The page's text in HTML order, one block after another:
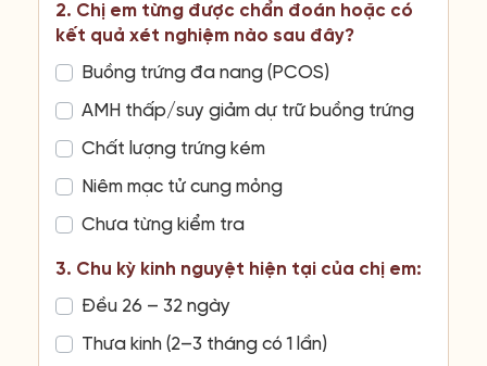
2. Chị em từng được chẩn đoán hoặc có
kết quả xét nghiệm nào sau đây?
Buồng trứng đa nang (PCOS)
AMH thấp/suy giảm dự trữ buồng trứng
Chất lượng trứng kém
Niêm mạc tử cung mỏng
Chưa từng kiểm tra
3. Chu kỳ kinh nguyệt hiện tại của chị em:
Đều 26 – 32 ngày
Thưa kinh (2–3 tháng có 1 lần)